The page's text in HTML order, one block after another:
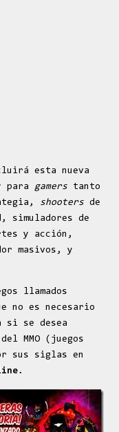
esta nueva
para gamers tanto
shooters de
de
y acción,
masivos, y
llamados
no es necesario
si se desea
MMO (juegos
sus siglas en
.